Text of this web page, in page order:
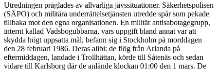
Utredningen präglades av allvarliga jävssituationer. Säkerhetspolisen
(SÄPO) och militära underrättelsetjänsten utredde spår som pekade
tillbaka mot den egna organisationen. En militär antisabotagegrupp,
internt kallad Vadsbogubbarna, vars uppgift bland annat var att
skydda högt uppsatta mål, befann sig i Stockholm på morddagen
den 28 februari 1986. Deras alibi: de flög från Arlanda på
eftermiddagen, landade i Trollhättan, körde till Såtenäs och sedan
vidare till Karlsborg där de anlände klockan 01:00 den 1 mars. De